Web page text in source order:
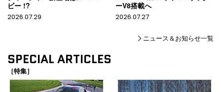
ビー !?
2026.07.29
ーV8搭載へ
2026.07.27
ニュース＆お知らせ一覧
SPECIAL ARTICLES
［特集］